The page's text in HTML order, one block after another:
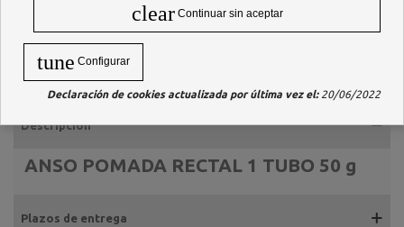
Descripción
ANSO POMADA RECTAL 1 TUBO 50 g
Plazos de entrega
clear Continuar sin aceptar
tune Configurar
Declaración de cookies actualizada por última vez el:20/06/2022